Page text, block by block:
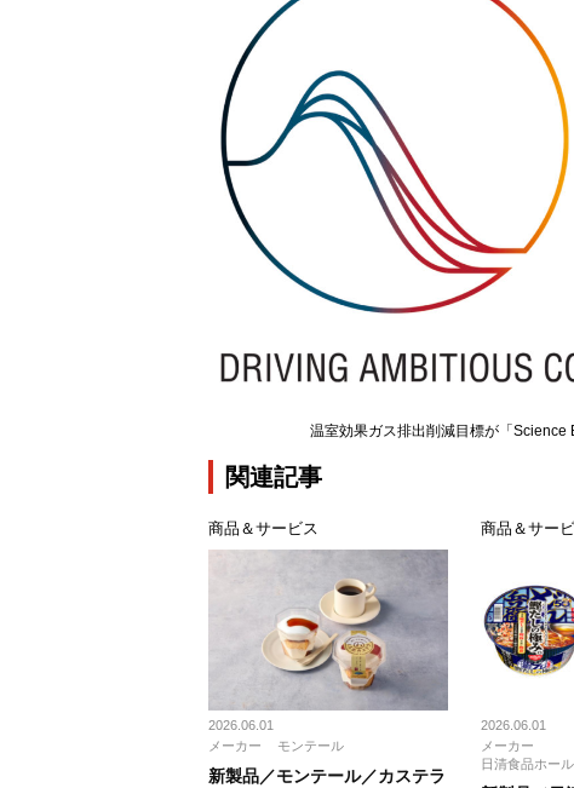
温室効果ガス排出削減目標が「Science
関連記事
商品＆サービス
2026.06.01
メーカー
モンテール
新製品／モンテール／カステラ
商品＆サー
2026.06.01
メーカー
日清食品ホー